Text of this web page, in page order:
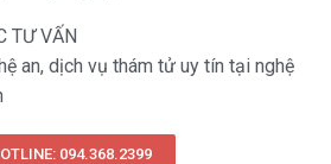
TƯ VẤN
an, dịch vụ thám tử uy tín tại nghệ
094.368.2399